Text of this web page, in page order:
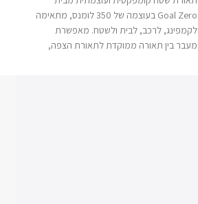
Goal Zero בעוצמה של 350 לומנס, מתאימה
לקמפינג, לרכב, לבית ולשטח. מאפשרת
מעבר בין תאורה ממוקדת לתאורת הצפה,